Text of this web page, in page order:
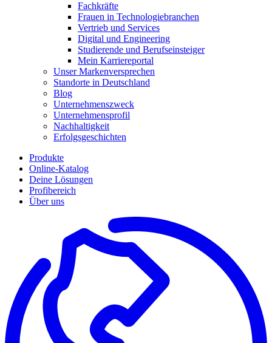
Fachkräfte
Frauen in Technologiebranchen
Vertrieb und Services
Digital und Engineering
Studierende und Berufseinsteiger
Mein Karriereportal
Unser Markenversprechen
Standorte in Deutschland
Blog
Unternehmenszweck
Unternehmensprofil
Nachhaltigkeit
Erfolgsgeschichten
Produkte
Online-Katalog
Deine Lösungen
Profibereich
Über uns